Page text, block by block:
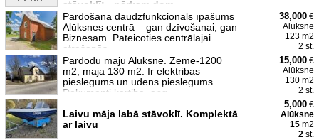
stāvoklī; - pērkam dom
Pārdošanā daudzfunkcionāls īpašums
Alūksnes centrā – gan dzīvošanai, gan
Biznesam. Pateicoties centrālajai
atrašanās
38,000 €
Alūksne
123 m2
2 st.
Pardodu maju Aluksne. Zeme-1200
m2, maja 130 m2. Ir elektribas
pieslegums un udens pieslegums.
Dokumenti kartiba, apg
15,000 €
Alūksne
130 m2
2 st.
Laivu māja labā stāvoklī. Komplektā
ar laivu
5,000 €
Alūksne
15 m2
2 st.